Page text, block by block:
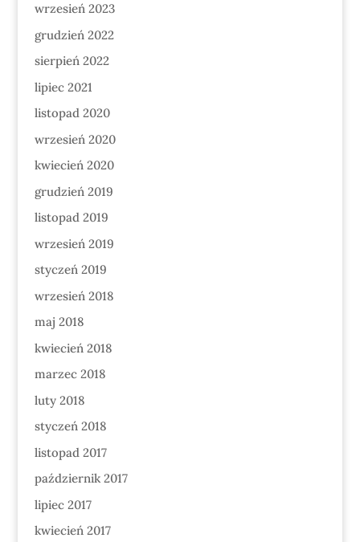
wrzesień 2023
grudzień 2022
sierpień 2022
lipiec 2021
listopad 2020
wrzesień 2020
kwiecień 2020
grudzień 2019
listopad 2019
wrzesień 2019
styczeń 2019
wrzesień 2018
maj 2018
kwiecień 2018
marzec 2018
luty 2018
styczeń 2018
listopad 2017
październik 2017
lipiec 2017
kwiecień 2017